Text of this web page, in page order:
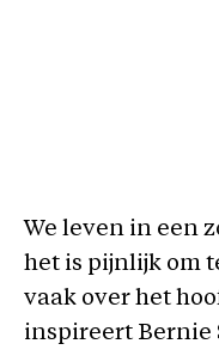
We leven in een
het is pijnlijk om
vaak over het
inspireert Bernie